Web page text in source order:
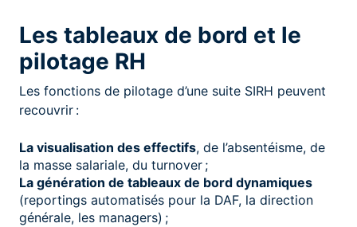
Les tableaux de bord et le
pilotage RH
Les fonctions de pilotage d’une suite SIRH peuvent
recouvrir :
La visualisation des effectifs, de l’absentéisme, de
la masse salariale, du turnover ;
La génération de tableaux de bord dynamiques
(reportings automatisés pour la DAF, la direction
générale, les managers) ;